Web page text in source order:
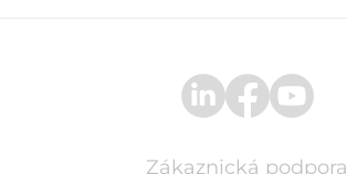
Zákaznická podpora